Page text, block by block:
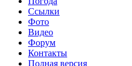
Ссылки
Фото
Видео
Форум
Контакты
Полная версия